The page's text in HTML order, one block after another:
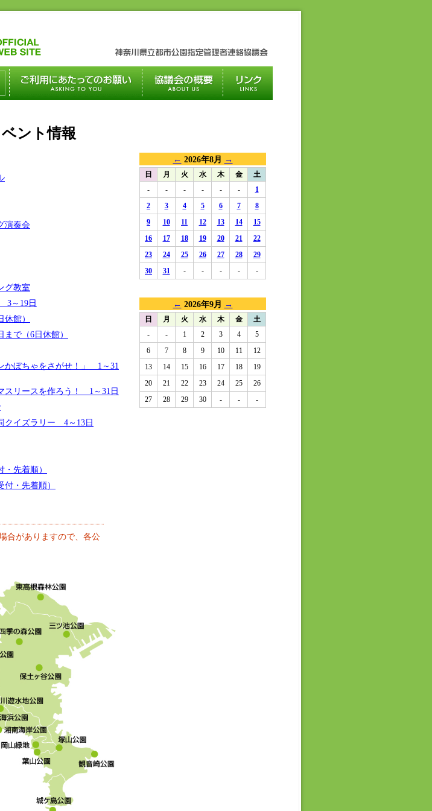
ント情報
演奏会
グ教室
3～19日
館）
で（6日休館）
かぼちゃをさがせ！」 1～31
リースを作ろう！ 1～31日
クイズラリー 4～13日
先着順）
・先着順）
合がありますので、各公